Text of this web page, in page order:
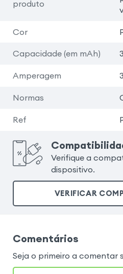
produto
Cor
Capacidade (em mAh)
Amperagem
Normas
Ref
Verifique a
dispositivo.
VERIFICAR
Comentários
Seja o primeiro a comentar